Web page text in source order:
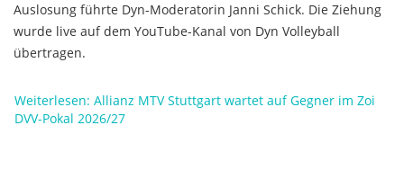
Auslosung führte Dyn-Moderatorin Janni Schick. Die Ziehung
wurde live auf dem YouTube-Kanal von Dyn Volleyball
übertragen.
Weiterlesen: Allianz MTV Stuttgart wartet auf Gegner im Zoi
DVV-Pokal 2026/27